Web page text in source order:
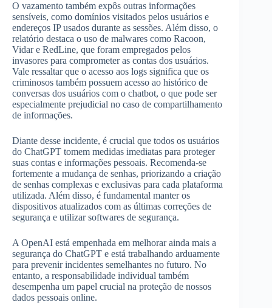
O vazamento também expôs outras informações
sensíveis, como domínios visitados pelos usuários e
endereços IP usados ​​durante as sessões. Além disso, o
relatório destaca o uso de malwares como Racoon,
Vidar e RedLine, que foram empregados pelos
invasores para comprometer as contas dos usuários.
Vale ressaltar que o acesso aos logs significa que os
criminosos também possuem acesso ao histórico de
conversas dos usuários com o chatbot, o que pode ser
especialmente prejudicial no caso de compartilhamento
de informações.
Diante desse incidente, é crucial que todos os usuários
do ChatGPT tomem medidas imediatas para proteger
suas contas e informações pessoais. Recomenda-se
fortemente a mudança de senhas, priorizando a criação
de senhas complexas e exclusivas para cada plataforma
utilizada. Além disso, é fundamental manter os
dispositivos atualizados com as últimas correções de
segurança e utilizar softwares de segurança.
A OpenAI está empenhada em melhorar ainda mais a
segurança do ChatGPT e está trabalhando arduamente
para prevenir incidentes semelhantes no futuro. No
entanto, a responsabilidade individual também
desempenha um papel crucial na proteção de nossos
dados pessoais online.